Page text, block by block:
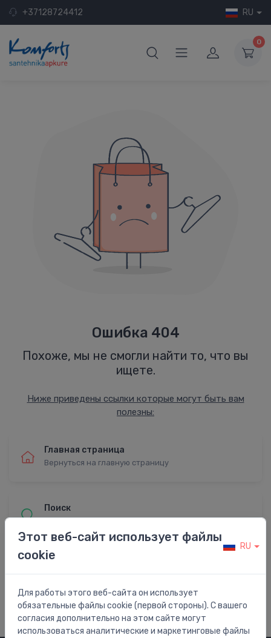
+37128724412 RU
0
Ошибка 404
Похоже, мы не смогли найти то, что вы
ищете.
Ниже приведены ссылки которые могут быть вам
полезны:
Главная страница
Вернуться на главную страницу
Поиск
Найти с расширенным поиском
Этот веб-сайт использует файлы
cookie
RU
Для работы этого веб-сайта он использует
обязательные файлы cookie (первой стороны). С вашего
согласия дополнительно на этом сайте могут
использоваться аналитические и маркетинговые файлы